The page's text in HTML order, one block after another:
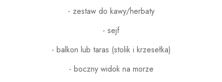
- zestaw do kawy/herbaty
- sejf
- balkon lub taras (stolik i krzesełka)
- boczny widok na morze